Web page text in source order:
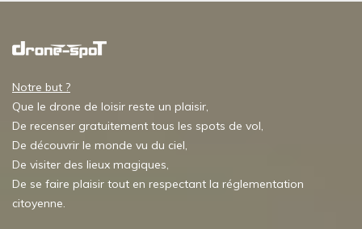
Notre but ?
Que le drone de loisir reste un plaisir,
De recenser gratuitement tous les spots de vol,
De découvrir le monde vu du ciel,
De visiter des lieux magiques,
De se faire plaisir tout en respectant la réglementation
citoyenne.